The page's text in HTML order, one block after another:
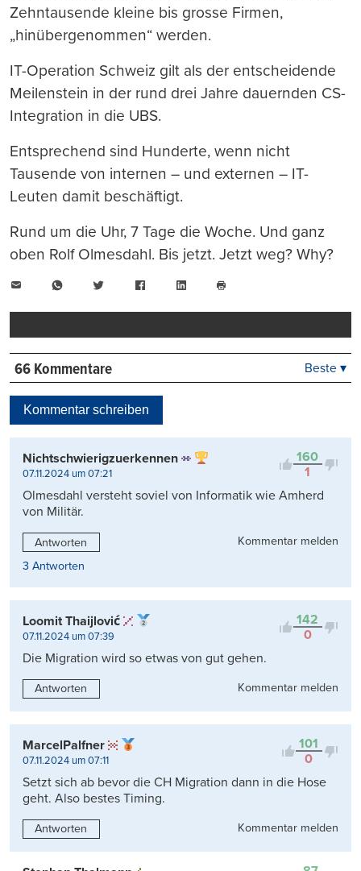
Zehntausende kleine bis grosse Firmen,
„hinübergenommen“ werden.
IT-Operation Schweiz gilt als der entscheidende
Meilenstein in der rund drei Jahre dauernden CS-
Integration in die UBS.
Entsprechend sind Hunderte, wenn nicht
Tausende von internen – und externen – IT-
Leuten damit beschäftigt.
Rund um die Uhr, 7 Tage die Woche. Und ganz
oben Rolf Olmesdahl. Bis jetzt. Jetzt weg? Why?
WhatsAppTwitter FacebookLinkedIn
drucken
66 Kommentare
Kontrovers
Beste ▾
Kommentar schreiben
160
1
Nichtschwierigzuerkennen
07.11.2024 um 07:21
Olmesdahl versteht soviel von Informatik wie Amherd
von Militär.
Antworten
Kommentar melden
3 Antworten
142
0
Loomit Thaijlović
07.11.2024 um 07:39
Die Migration wird so etwas von gut gehen.
Antworten Kommentar melden
101
0
MarcelPalfner
07.11.2024 um 07:11
Setzt sich ab bevor die CH Migration dann in die Hose
geht. Also bestes Timing.
Antworten Kommentar melden